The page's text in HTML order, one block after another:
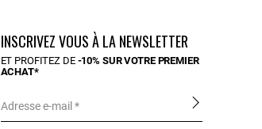
INSCRIVEZ VOUS À LA NEWSLETTER
ET PROFITEZ DE -10% SUR VOTRE PREMIER
ACHAT*
Adresse e-mail